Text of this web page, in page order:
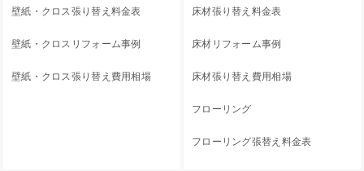
壁紙・クロス張り替え料金表
壁紙・クロスリフォーム事例
壁紙・クロス張り替え費用相場
床材張り替え料金表
床材リフォーム事例
床材張り替え費用相場
フローリング
フローリング張替え料金表